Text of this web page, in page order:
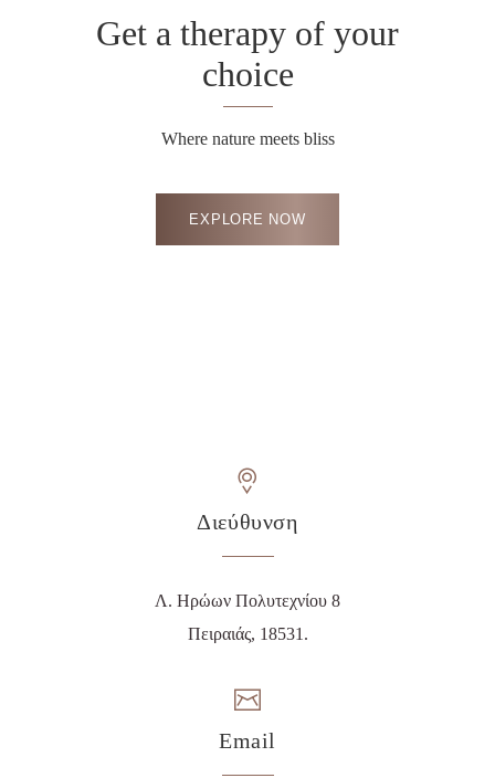
Get a therapy of your
choice
Where nature meets bliss
EXPLORE NOW
Διεύθυνση
Λ. Ηρώων Πολυτεχνίου 8
Πειραιάς, 18531.
Email